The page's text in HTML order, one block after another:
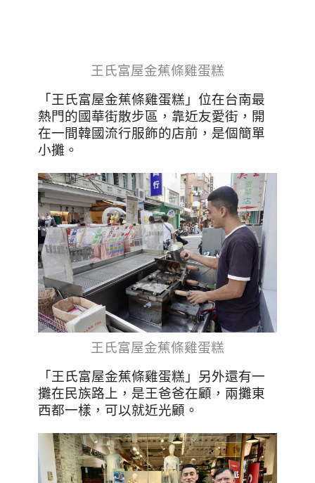
王氏富屋金蕉條雞蛋糕
「王氏富屋金蕉條雞蛋糕」位在台南最
熱門的國華街散步區，靠近友愛街，開
在一間韓國流行服飾的店前，是個簡單
小攤。
王氏富屋金蕉條雞蛋糕
「王氏富屋金蕉條雞蛋糕」另外還有一
攤在民族路上，是王爸爸在顧，兩攤東
西都一樣，可以就近光顧。